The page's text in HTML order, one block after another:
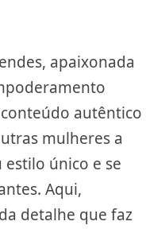
apaixonada
autêntico
mulheres a
estilo único e se
Aqui,
detalhe que faz